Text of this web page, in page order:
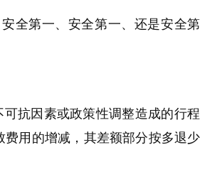
全第一、安全第一、还是安全第
可抗因素或政策性调整造成的行程
费用的增减，其差额部分按多退少